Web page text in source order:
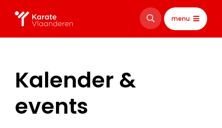
menu
Kalender &
events